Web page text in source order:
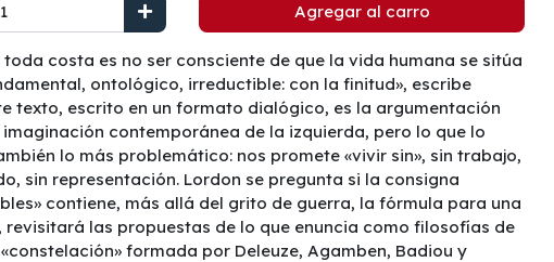
Agregar al carro
toda costa es no ser consciente de que la vida humana se sitúa
ontológico, irreductible: con la finitud», escribe
texto, escrito en un formato dialógico, es la argumentación
contemporánea de la izquierda, pero lo que lo
lo más problemático: nos promete «vivir sin», sin trabajo,
sin representación. Lordon se pregunta si la consigna
contiene, más allá del grito de guerra, la fórmula para una
revisitará las propuestas de lo que enuncia como filosofías de
formada por Deleuze, Agamben, Badiou y